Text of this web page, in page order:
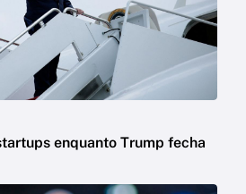
enquanto Trump fecha